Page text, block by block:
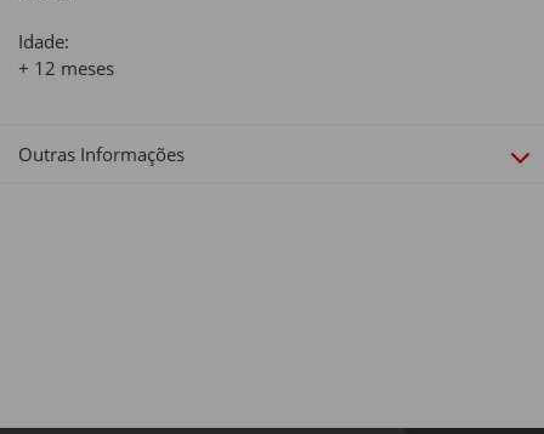
Idade:
+ 12 meses
Outras Informações